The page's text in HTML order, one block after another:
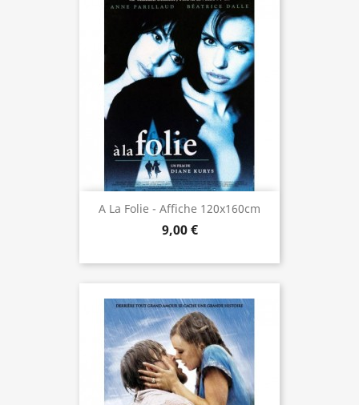
A La Folie - Affiche 120x160cm
9,00 €